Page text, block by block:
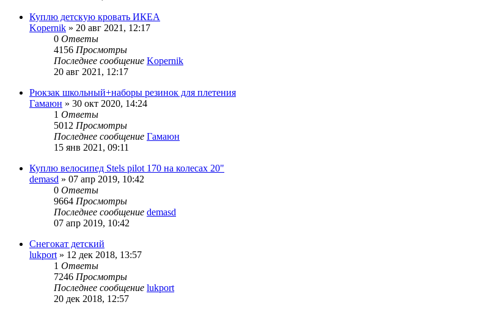
Куплю детскую кровать ИКЕА
Kopernik » 20 авг 2021, 12:17
0 Ответы
4156 Просмотры
Последнее сообщение Kopernik
20 авг 2021, 12:17
Рюкзак школьный+наборы резинок для плетения
Гамаюн » 30 окт 2020, 14:24
1 Ответы
5012 Просмотры
Последнее сообщение Гамаюн
15 янв 2021, 09:11
Куплю велосипед Stels pilot 170 на колесах 20"
demasd » 07 апр 2019, 10:42
0 Ответы
9664 Просмотры
Последнее сообщение demasd
07 апр 2019, 10:42
Снегокат детский
lukport » 12 дек 2018, 13:57
1 Ответы
7246 Просмотры
Последнее сообщение lukport
20 дек 2018, 12:57